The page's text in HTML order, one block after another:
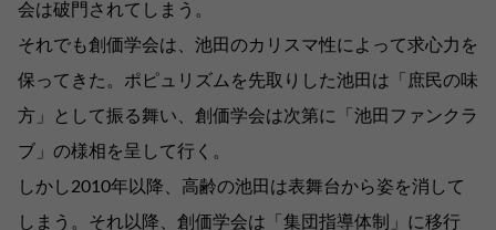
会は破門されてしまう。
それでも創価学会は、池田のカリスマ性によって求心力を
保ってきた。ポピュリズムを先取りした池田は「庶民の味
方」として振る舞い、創価学会は次第に「池田ファンクラ
ブ」の様相を呈して行く。
しかし2010年以降、高齢の池田は表舞台から姿を消して
しまう。それ以降、創価学会は「集団指導体制」に移行